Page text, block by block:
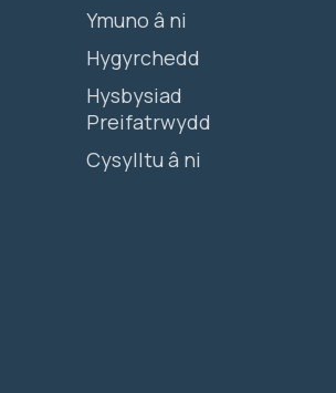
Ymuno â ni
Hygyrchedd
Hysbysiad
Preifatrwydd
Cysylltu â ni